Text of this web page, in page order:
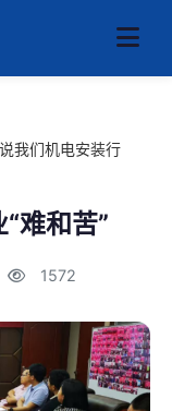
我们机电安装行
难和苦”
1572